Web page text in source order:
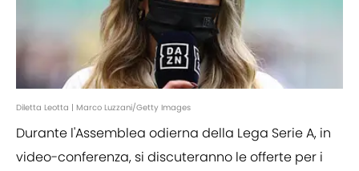
Diletta Leotta | Marco Luzzani/Getty Images
Durante l'Assemblea odierna della Lega Serie A, in
video-conferenza, si discuteranno le offerte per i